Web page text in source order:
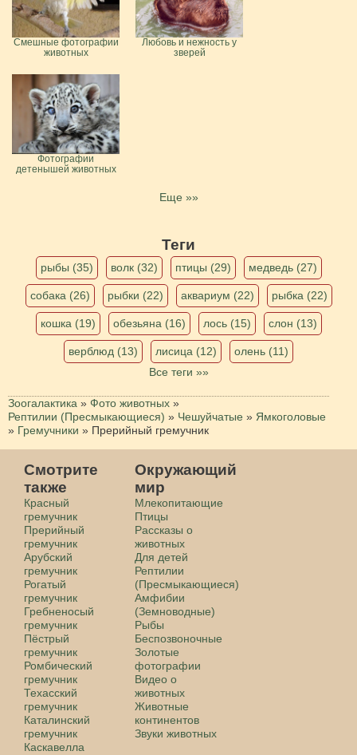
Смешные фотографии
животных
Любовь и нежность у
зверей
Фотографии
детенышей животных
Еще »»
Теги
рыбы (35) волк (32) птицы (29) медведь (27)
собака (26) рыбки (22) аквариум (22) рыбка (22)
кошка (19) обезьяна (16) лось (15) слон (13)
верблюд (13) лисица (12)
олень (11)
Все теги »»
Зоогалактика » Фото животных »
Рептилии (Пресмыкающиеся) » Чешуйчатые » Ямкоголовые
» Гремучники » Прерийный гремучник
Смотрите
также
Красный
гремучник
Прерийный
гремучник
Арубский
гремучник
Рогатый
гремучник
Гребненосый
гремучник
Пёстрый
гремучник
Ромбический
гремучник
Техасский
гремучник
Каталинский
гремучник
Каскавелла
Окружающий
мир
Млекопитающие
Птицы
Рассказы о
животных
Для детей
Рептилии
(Пресмыкающиеся)
Амфибии
(Земноводные)
Рыбы
Беспозвоночные
Золотые
фотографии
Видео о
животных
Животные
континентов
Звуки животных